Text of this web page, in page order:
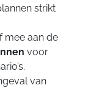
strikt
mee aan de
voor
van